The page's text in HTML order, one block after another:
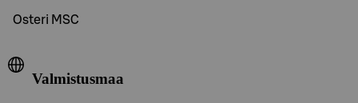
Osteri MSC
Valmistusmaa